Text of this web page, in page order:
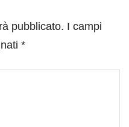
pubblicato. I campi
*